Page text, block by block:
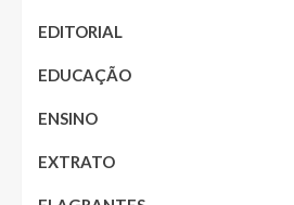
EDITORIAL
EDUCAÇÃO
ENSINO
EXTRATO